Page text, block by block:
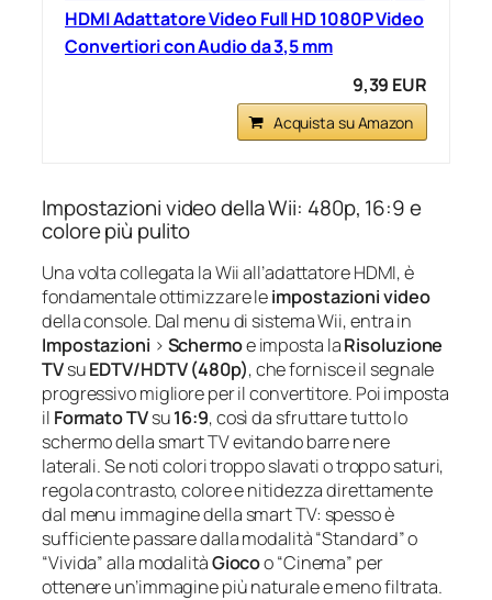
HDMI Adattatore Video Full HD 1080P Video
Convertiori con Audio da 3,5 mm
9,39 EUR
Acquista su Amazon
Impostazioni video della Wii: 480p, 16:9 e
colore più pulito
Una volta collegata la Wii all’adattatore HDMI, è
fondamentale ottimizzare leimpostazioni video
della console. Dal menu di sistema Wii, entra in
Impostazioni > Schermoe imposta laRisoluzione
TVsuEDTV/HDTV (480p), che fornisce il segnale
progressivo migliore per il convertitore. Poi imposta
il Formato TVsu16:9, così da sfruttare tutto lo
schermo della smart TV evitando barre nere
laterali. Se noti colori troppo slavati o troppo saturi,
regola contrasto, colore e nitidezza direttamente
dal menu immagine della smart TV: spesso è
sufficiente passare dalla modalità “Standard” o
“Vivida” alla modalitàGiocoo “Cinema” per
ottenere un’immagine più naturale e meno filtrata.